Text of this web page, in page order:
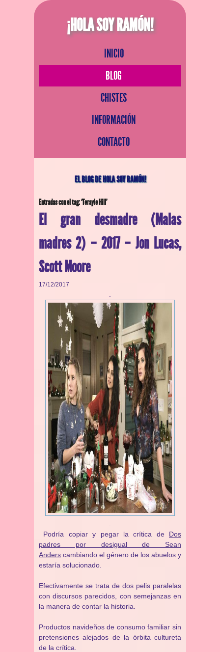
¡HOLA SOY RAMÓN!
INICIO
BLOG
CHISTES
INFORMACIÓN
CONTACTO
EL BLOG DE HOLA SOY RAMÓN!
Entradas con el tag: ‘Terayle Hill’
El gran desmadre (Malas
madres 2) – 2017 – Jon Lucas,
Scott Moore
17/12/2017
Podría copiar y pegar la crítica de Dos
padres por desigual de Sean
Anders cambiando el género de los abuelos y
estaría solucionado.
Efectivamente se trata de dos pelis paralelas
con discursos parecidos, con semejanzas en
la manera de contar la historia.
Productos navideños de consumo familiar sin
pretensiones alejados de la órbita cultureta
de la crítica.